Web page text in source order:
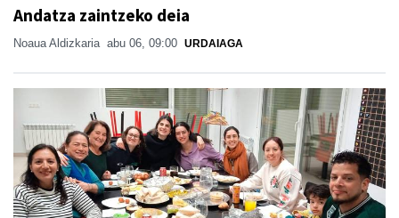
Andatza zaintzeko deia
Noaua Aldizkaria abu 06, 09:00 URDAIAGA